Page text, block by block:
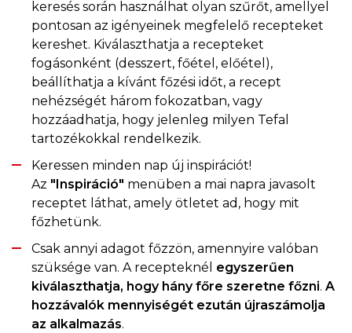
keresés során használhat olyan szűrőt, amellyel
pontosan az igényeinek megfelelő recepteket
kereshet. Kiválaszthatja a recepteket
fogásonként (desszert, főétel, előétel),
beállíthatja a kívánt főzési időt, a recept
nehézségét három fokozatban, vagy
hozzáadhatja, hogy jelenleg milyen Tefal
tartozékokkal rendelkezik.
Keressen minden nap új inspirációt!
Az "Inspiráció" menüben a mai napra javasolt
receptet láthat, amely ötletet ad, hogy mit
főzhetünk.
Csak annyi adagot főzzön, amennyire valóban
szüksége van. A recepteknél egyszerűen
kiválaszthatja, hogy hány főre szeretne főzni. A
hozzávalók mennyiségét ezután újraszámolja
az alkalmazás.